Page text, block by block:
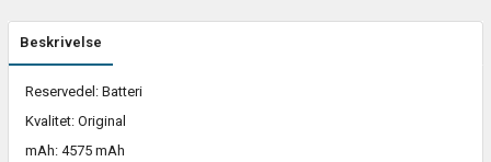
Beskrivelse
Reservedel: Batteri
Kvalitet: Original
mAh: 4575 mAh